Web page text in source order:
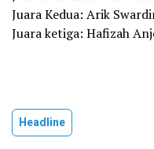
Juara Kedua: Arik
Juara ketiga: Hafizah
Headline